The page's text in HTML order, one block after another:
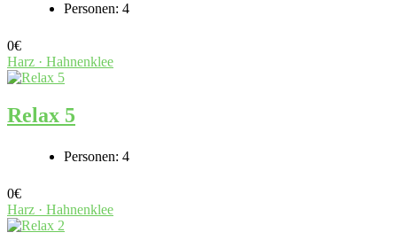
Personen: 4
0€
Harz · Hahnenklee
Relax 5
Personen: 4
0€
Harz · Hahnenklee